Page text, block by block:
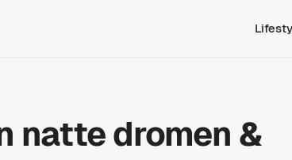
natte dromen &